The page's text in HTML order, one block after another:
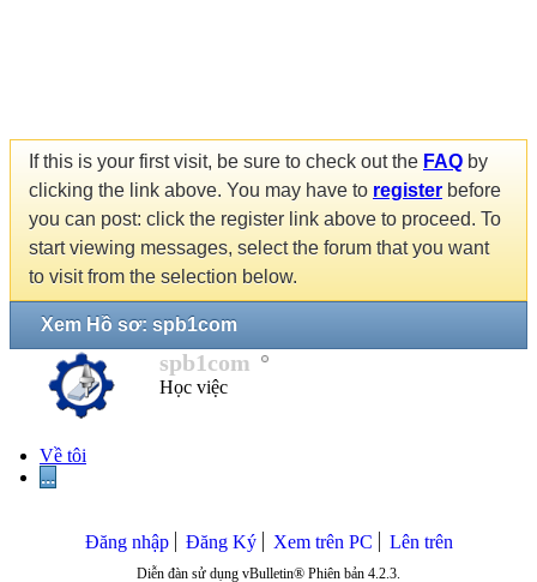
If this is your first visit, be sure to check out the FAQ by
clicking the link above. You may have to register before
you can post: click the register link above to proceed. To
start viewing messages, select the forum that you want
to visit from the selection below.
Xem Hồ sơ: spb1com
spb1com
Học việc
Về tôi
...
Đăng nhập Đăng Ký Xem trên PC Lên trên
Diễn đàn sử dụng vBulletin® Phiên bản 4.2.3.